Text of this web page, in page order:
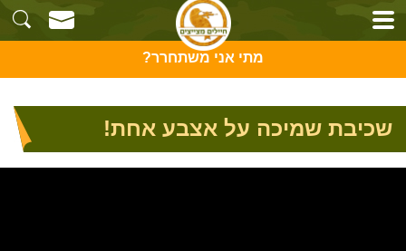
מתי אני משתחרר?
שכיבת שמיכה על אצבע אחת!